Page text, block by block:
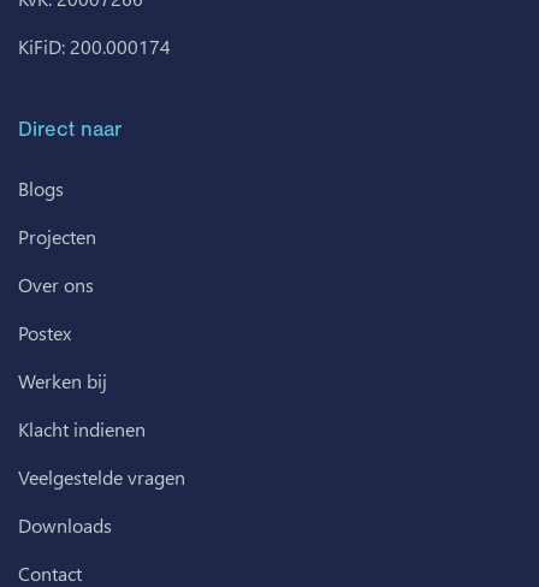
KiFiD: 200.000174
Direct naar
Blogs
Projecten
Over ons
Postex
Werken bij
Klacht indienen
Veelgestelde vragen
Downloads
Contact